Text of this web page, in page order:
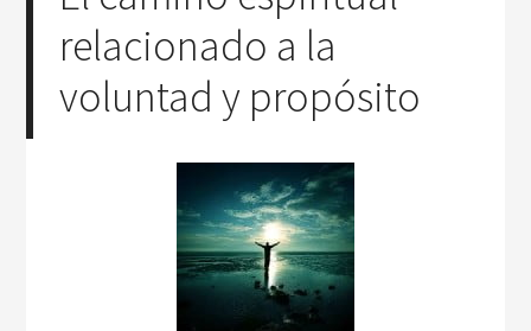
relacionado a la
voluntad y propósito